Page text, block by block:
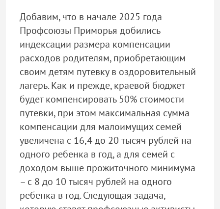
Добавим, что в начале 2025 года
Профсоюзы Приморья добились
индексации размера компенсации
расходов родителям, приобретающим
своим детям путевку в оздоровительный
лагерь. Как и прежде, краевой бюджет
будет компенсировать 50% стоимости
путевки, при этом максимальная сумма
компенсации для малоимущих семей
увеличена с 16,4 до 20 тысяч рублей на
одного ребенка в год, а для семей с
доходом выше прожиточного минимума
– с 8 до 10 тысяч рублей на одного
ребенка в год. Следующая задача,